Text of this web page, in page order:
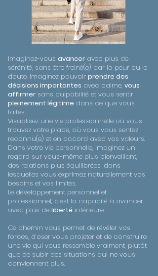
Imaginez-vous avancer avec plus de
sérénité, sans être freiné(e) par la peur ou le
doute. Imaginez pouvoir prendre des
décisions importantes avec calme, vous
affirmer sans culpabilité et vous sentir
pleinement légitime dans ce que vous
faites.
Visualisez une vie professionnelle où vous
trouvez votre place, où vous vous sentez
reconnu(e) et en accord avec vos valeurs.
Dans votre vie personnelle, imaginez un
regard sur vous-même plus bienveillant,
des relations plus équilibrées, dans
lesquelles vous exprimez naturellement vos
besoins et vos limites.
Le développement personnel et
professionnel, c’est la capacité à avancer
avec plus de liberté intérieure.
Ce chemin vous permet de révéler vos
forces, d’oser vous projeter et de construire
une vie qui vous ressemble vraiment, plutôt
que de subir des situations qui ne vous
conviennent plus.